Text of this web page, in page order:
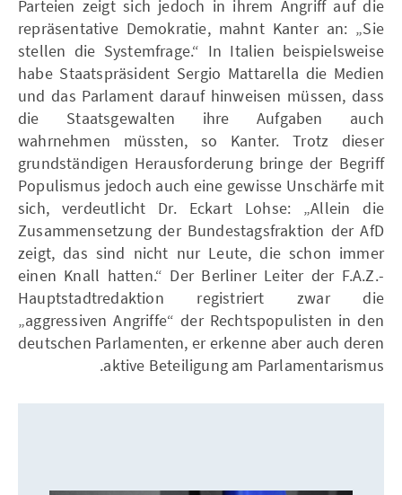
Parteien zeigt sich jedoch in ihrem Angriff auf die
repräsentative Demokratie, mahnt Kanter an: „Sie
stellen die Systemfrage.“ In Italien beispielsweise
habe Staatspräsident Sergio Mattarella die Medien
und das Parlament darauf hinweisen müssen, dass
die Staatsgewalten ihre Aufgaben auch
wahrnehmen müssten, so Kanter. Trotz dieser
grundständigen Herausforderung bringe der Begriff
Populismus jedoch auch eine gewisse Unschärfe mit
sich, verdeutlicht Dr. Eckart Lohse: „Allein die
Zusammensetzung der Bundestagsfraktion der AfD
zeigt, das sind nicht nur Leute, die schon immer
einen Knall hatten.“ Der Berliner Leiter der F.A.Z.-
Hauptstadtredaktion registriert zwar die
„aggressiven Angriffe“ der Rechtspopulisten in den
deutschen Parlamenten, er erkenne aber auch deren
aktive Beteiligung am Parlamentarismus.